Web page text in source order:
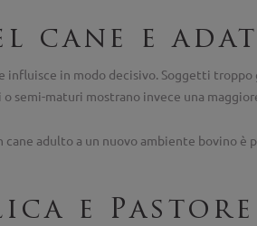
cane e
influisce in modo decisivo. Soggetti
o semi-maturi mostrano invece una
cane adulto a un nuovo ambiente bovino
e